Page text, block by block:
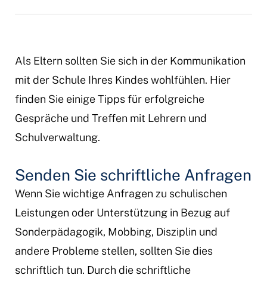
Als Eltern sollten Sie sich in der Kommunikation
mit der Schule Ihres Kindes wohlfühlen. Hier
finden Sie einige Tipps für erfolgreiche
Gespräche und Treffen mit Lehrern und
Schulverwaltung.
Senden Sie schriftliche Anfragen
Wenn Sie wichtige Anfragen zu schulischen
Leistungen oder Unterstützung in Bezug auf
Sonderpädagogik, Mobbing, Disziplin und
andere Probleme stellen, sollten Sie dies
schriftlich tun. Durch die schriftliche